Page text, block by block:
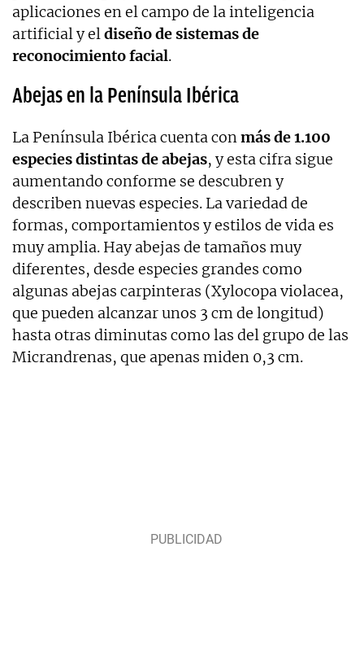
aplicaciones en el campo de la inteligencia
artificial y eldiseño de sistemas de
reconocimiento facial.
Abejas en la Península Ibérica
La Península Ibérica cuenta conmás de 1.100
especies distintas de abejas, y esta cifra sigue
aumentando conforme se descubren y
describen nuevas especies. La variedad de
formas, comportamientos y estilos de vida es
muy amplia. Hay abejas de tamaños muy
diferentes, desde especies grandes como
algunas abejas carpinteras (Xylocopa violacea,
que pueden alcanzar unos 3 cm de longitud)
hasta otras diminutas como las del grupo de las
Micrandrenas, que apenas miden 0,3 cm.